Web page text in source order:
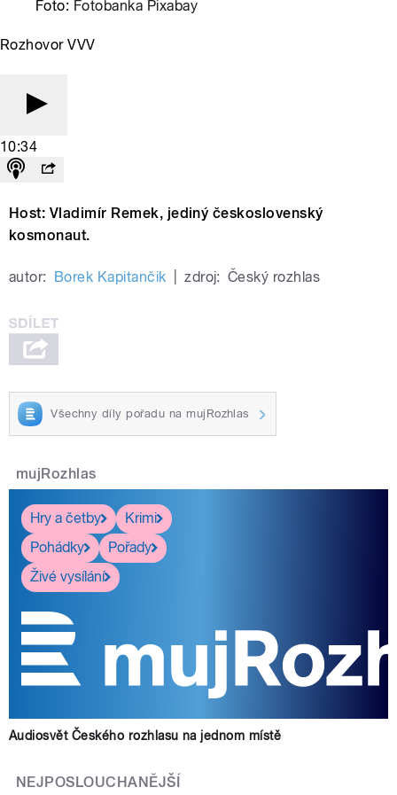
Foto: Fotobanka Pixabay
Rozhovor VVV
10:34
Host: Vladimír Remek, jediný československý
kosmonaut.
autor: Borek Kapitančik zdroj: Český rozhlas
Všechny díly pořadu na mujRozhlas
mujRozhlas
Hry a četby
Krimi
Pohádky
Pořady
Živé vysílání
Audiosvět Českého rozhlasu na jednom místě
NEJPOSLOUCHANĚJŠÍ